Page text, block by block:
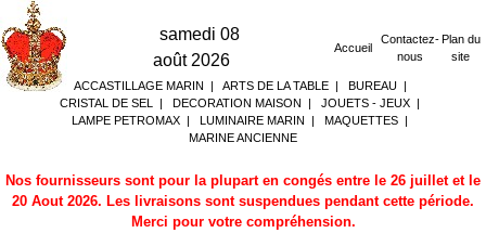
samedi 08
août 2026
Accueil
Contactez-
nous
Plan du
site
ACCASTILLAGE MARIN | ARTS DE LA TABLE| BUREAU|
CRISTAL DE SEL
| DECORATION MAISON | JOUETS - JEUX |
LAMPE PETROMAX | LUMINAIRE MARIN | MAQUETTES |
MARINE ANCIENNE
Nos fournisseurs sont pour la plupart en congés entre le 26 juillet et le
20 Aout 2026. Les livraisons sont suspendues pendant cette période.
Merci pour votre compréhension.